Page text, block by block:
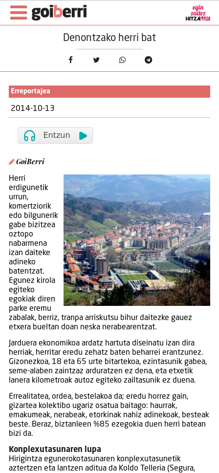
Denontzako herri bat
Erreportajea
2014-10-13
GoiBerri
Herri
erdigunetik
urrun,
komertziorik
edo bilgunerik
gabe bizitzea
oztopo
nabarmena
izan daiteke
adineko
batentzat.
Egunez kirola
egiteko
egokiak diren
parke eremu
zabalak, berriz, tranpa arriskutsu bihur daitezke gauez
etxera bueltan doan neska nerabearentzat.
Jarduera ekonomikoa ardatz hartuta diseinatu izan dira
herriak, herritar eredu zehatz baten beharrei erantzunez.
Gizonezkoa, 18 eta 65 urte bitartekoa, ezintasunik gabea,
seme-alaben zaintzaz arduratzen ez dena, eta etxetik
lanera kilometroak autoz egiteko zailtasunik ez duena.
Errealitatea, ordea, bestelakoa da; eredu horrez gain,
gizartea kolektibo ugariz osatua baitago: haurrak,
emakumeak, nerabeak, etorkinak nahiz adinekoak, besteak
beste. Beraz, biztanleen %85 ezegokia duen herri batean
bizi da.
Konplexutasunaren lupa
Hirigintza egunerokotasunaren konplexutasunetik
aztertzen eta lantzen aditua da Koldo Telleria (Segura,